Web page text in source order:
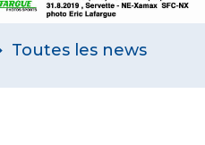
Toutes les news